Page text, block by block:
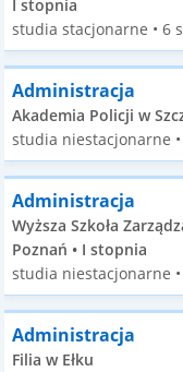
I stopnia
studia stacjonarne • 6
Administracja
Akademia Policji w
studia niestacjonarne
Administracja
Wyższa Szkoła
Poznań • I stopnia
studia niestacjonarne
Administracja
Filia w Ełku